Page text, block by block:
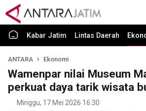
Kabar Jatim Lintas Daerah
ANTARA Ekonomi
Wamenpar nilai Museum
perkuat daya tarik wisata
Minggu, 17 Mei 2026 16:30